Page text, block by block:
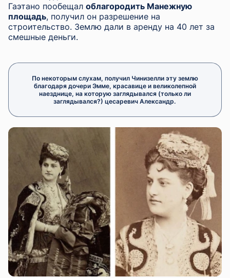
Гаэтано пообещал облагородить Манежную
площадь, получил он разрешение на
строительство. Землю дали в аренду на 40 лет за
смешные деньги.
По некоторым слухам, получил Чинизелли эту землю
благодаря дочери Эмме, красавице и великолепной
наезднице, на которую заглядывался (только ли
заглядывался?) цесаревич Александр.